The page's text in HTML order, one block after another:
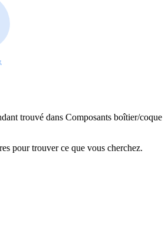
trouvé dans Composants boîtier/coque
pour trouver ce que vous cherchez.